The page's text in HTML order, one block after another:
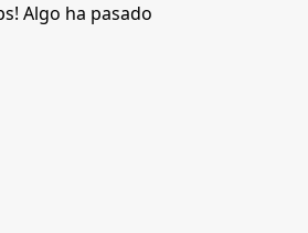
Algo ha pasado